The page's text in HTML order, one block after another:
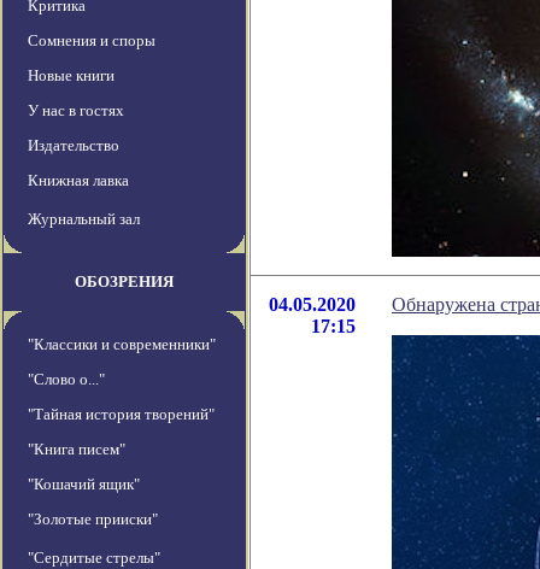
Критика
Сомнения и споры
Новые книги
У нас в гостях
Издательство
Книжная лавка
Журнальный зал
ОБОЗРЕНИЯ
"Классики и современники"
"Слово о..."
"Тайная история творений"
"Книга писем"
"Кошачий ящик"
"Золотые прииски"
"Сердитые стрелы"
04.05.2020
17:15
Обнаружена